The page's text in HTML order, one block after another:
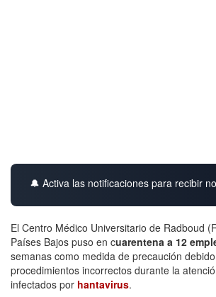
🔔 Activa las notificaciones para recibir
El Centro Médico Universitario de Radboud
Países Bajos puso en cuarentena a 12
semanas como medida de precaución
procedimientos incorrectos durante la
infectados por hantavirus.